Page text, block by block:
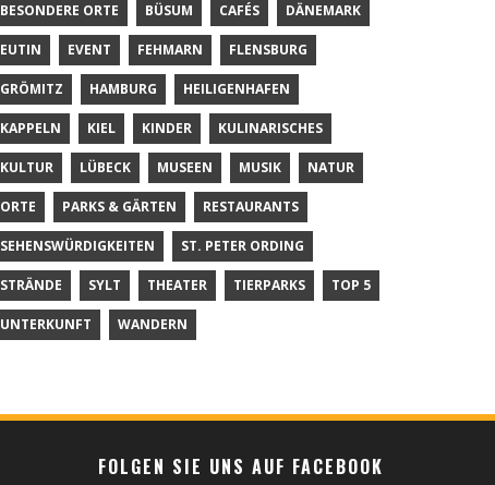
BESONDERE ORTE BÜSUM CAFÉS DÄNEMARK
EUTIN EVENT FEHMARN FLENSBURG
GRÖMITZ HAMBURG HEILIGENHAFEN
KAPPELN KIEL KINDER KULINARISCHES
KULTUR LÜBECK MUSEEN MUSIK NATUR
ORTE PARKS & GÄRTEN RESTAURANTS
SEHENSWÜRDIGKEITEN ST. PETER ORDING
STRÄNDE SYLT THEATER TIERPARKS TOP 5
UNTERKUNFT WANDERN
FOLGEN SIE UNS AUF FACEBOOK